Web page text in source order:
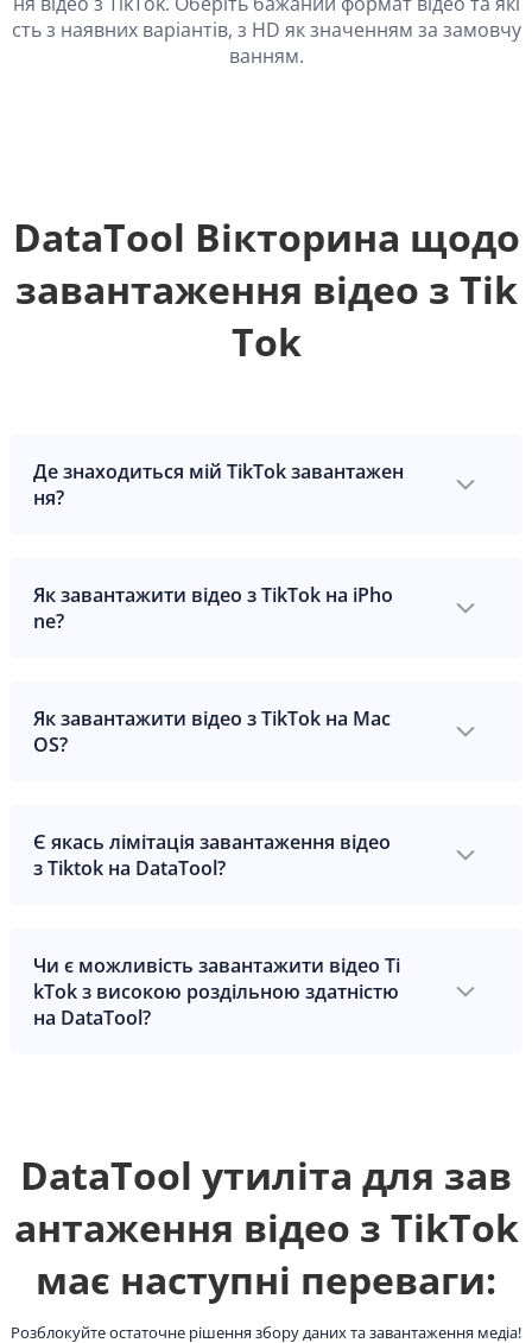
сть з наявних варіантів, з HD як значенням за замовчу
ванням.
DataTool Вікторина щодо
завантаження відео з Tik
Tok
Де знаходиться мій TikTok завантажен
ня?
Як завантажити відео з TikTok на iPho
ne?
Як завантажити відео з TikTok на Mac
OS?
Є якась лімітація завантаження відео
з Tiktok на DataTool?
Чи є можливість завантажити відео Ti
kTok з високою роздільною здатністю
на DataTool?
DataTool утиліта для зав
антаження відео з TikTok
має наступні переваги:
Розблокуйте остаточне рішення збору даних та завантаження медіа!